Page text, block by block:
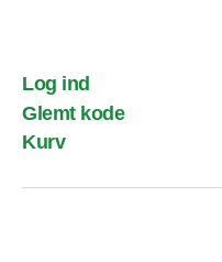
Log ind
Glemt kode
Kurv